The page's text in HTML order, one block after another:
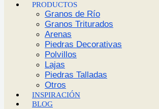
PRODUCTOS
Granos de Río
Granos Triturados
Arenas
Piedras Decorativas
Polvillos
Lajas
Piedras Talladas
Otros
INSPIRACIÓN
BLOG